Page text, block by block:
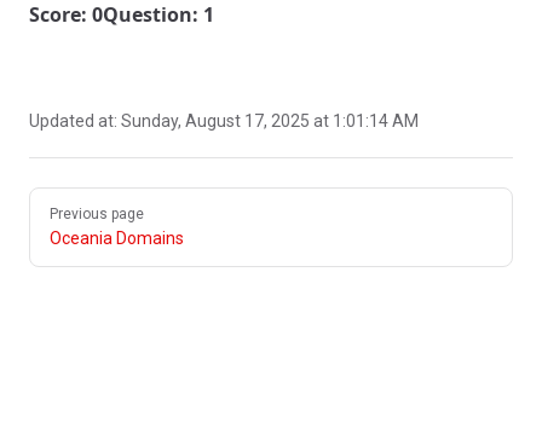
Score: 0Question: 1
Updated at: Sunday, August 17, 2025 at 1:01:14 AM
Pager
Previous page
Oceania Domains